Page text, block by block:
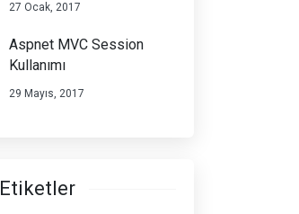
27 Ocak, 2017
Aspnet MVC Session
Kullanımı
29 Mayıs, 2017
Etiketler